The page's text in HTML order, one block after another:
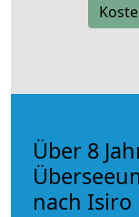
Über 8
nach Isiro